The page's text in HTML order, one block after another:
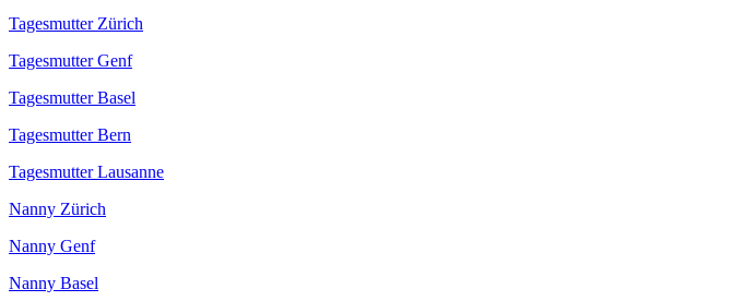
Tagesmutter Zürich
Tagesmutter Genf
Tagesmutter Basel
Tagesmutter Bern
Tagesmutter Lausanne
Nanny Zürich
Nanny Genf
Nanny Basel